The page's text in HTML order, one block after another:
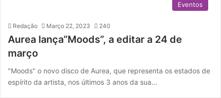
Eventos
Redação Março 22, 2023 240
Aurea lança”Moods”, a editar a 24 de
março
"Moods" o novo disco de Aurea, que representa os estados de
espírito da artista, nos últimos 3 anos da sua…